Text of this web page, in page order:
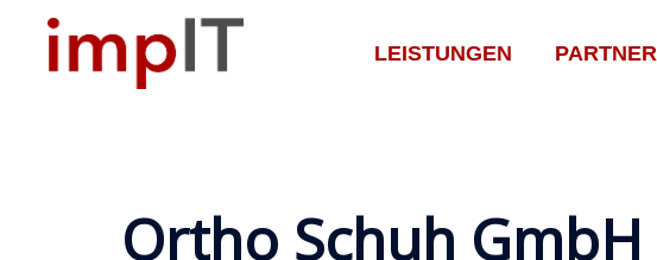
springen
LEISTUNGEN PARTNER
Ortho Schuh GmbH